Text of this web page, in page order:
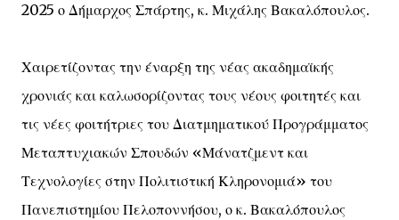
2025 ο Δήμαρχος Σπάρτης, κ. Μιχάλης Βακαλόπουλος.
Χαιρετίζοντας την έναρξη της νέας ακαδημαϊκής
χρονιάς και καλωσορίζοντας τους νέους φοιτητές και
τις νέες φοιτήτριες του Διατμηματικού Προγράμματος
Μεταπτυχιακών Σπουδών «Μάνατζμεντ και
Τεχνολογίες στην Πολιτιστική Κληρονομιά» του
Πανεπιστημίου Πελοποννήσου, ο κ. Βακαλόπουλος